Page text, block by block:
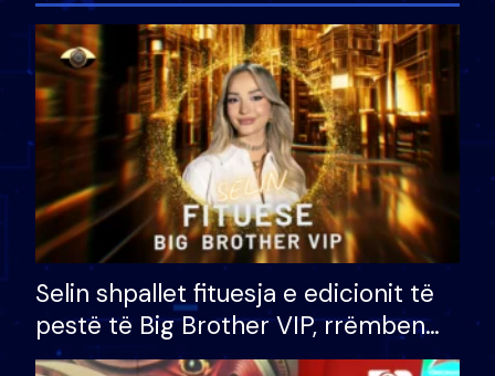
Selin shpallet fituesja e edicionit të
pestë të Big Brother VIP, rrëmben
çmimin e madh prej 100 mijë eurosh